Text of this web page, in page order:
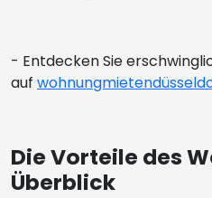
- Entdecken Sie
auf
Die Vorteile des
Überblick